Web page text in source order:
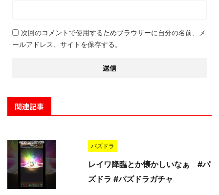
次回のコメントで使用するためブラウザーに自分の名前、メ
ールアドレス、サイトを保存する。
関連記事
パズドラ
レイワ降臨とか懐かしいなぁ #パ
ズドラ #パズドラガチャ